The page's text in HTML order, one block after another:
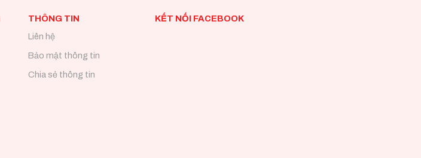
THÔNG TIN
Liên hệ
Bảo mật thông tin
Chia sẻ thông tin
KẾT NỐI FACEBOOK